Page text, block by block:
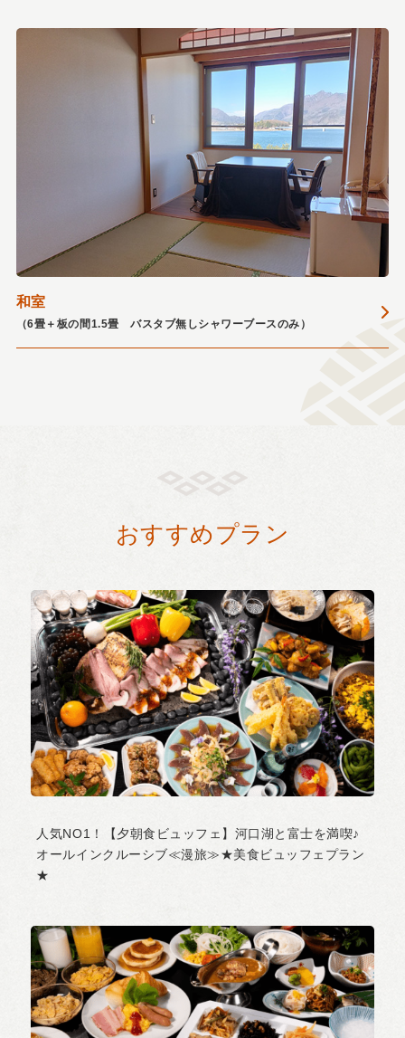
和室
（6畳＋板の間1.5畳 バスタブ無しシャワーブースのみ）
おすすめプラン
人気NO1！【夕朝食ビュッフェ】河口湖と富士を満喫♪
オールインクルーシブ≪漫旅≫★美食ビュッフェプラン
★